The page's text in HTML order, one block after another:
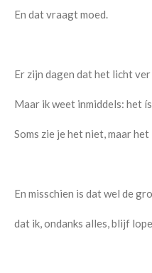
En dat vraagt moed.
Er zijn dagen dat het licht
Maar ik weet inmiddels: het
Soms zie je het niet, maar
En misschien is dat wel de
dat ik, ondanks alles, blijf